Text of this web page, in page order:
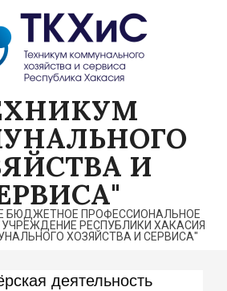
И
БЮДЖЕТНОЕ ПРОФЕССИОНАЛЬНОЕ
РЕСПУБЛИКИ ХАКАСИЯ
ХОЗЯЙСТВА И СЕРВИСА"
деятельность